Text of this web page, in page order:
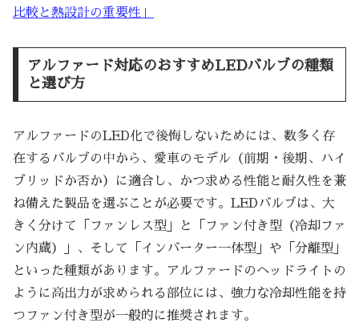
比較と熱設計の重要性」
アルファード対応のおすすめLEDバルブの種類
と選び方
アルファードのLED化で後悔しないためには、数多く存
在するバルブの中から、愛車のモデル（前期・後期、ハイ
ブリッドか否か）に適合し、かつ求める性能と耐久性を兼
ね備えた製品を選ぶことが必要です。LEDバルブは、大
きく分けて「ファンレス型」と「ファン付き型（冷却ファ
ン内蔵）」、そして「インバーター一体型」や「分離型」
といった種類があります。アルファードのヘッドライトの
ように高出力が求められる部位には、強力な冷却性能を持
つファン付き型が一般的に推奨されます。